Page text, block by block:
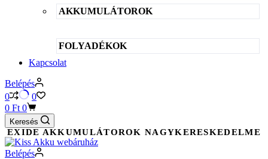
AKKUMULÁTOROK
FOLYADÉKOK
Kapcsolat
Belépés
0
0
Shopping
cart
0 Ft 0
Keresés
EXIDE AKKUMULÁTOROK NAGYKERESKEDELME
Belépés